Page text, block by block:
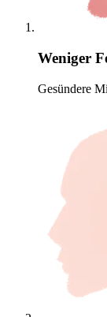
Weniger
Gesündere